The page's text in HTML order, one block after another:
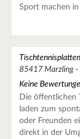
Sport machen
85417 Marzling -
Keine
Die öffentlichen
laden zum
oder Freunden
direkt in der